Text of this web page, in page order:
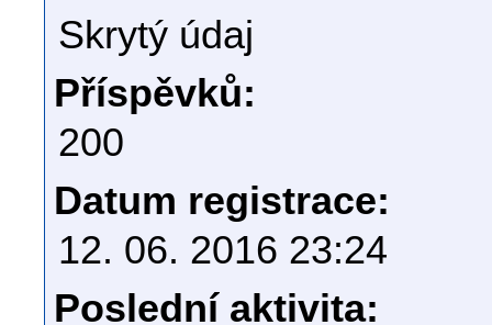
Skrytý údaj
Příspěvků:
200
Datum registrace:
12. 06. 2016 23:24
Poslední aktivita: